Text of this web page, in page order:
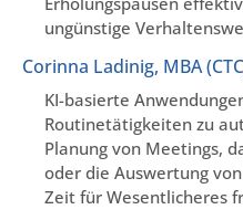
ungünstige
Corinna Ladinig, MBA
KI-basierte
Routinetätigkeiten zu
Planung von Meetings,
oder die Auswertung
Zeit für Wesentlicheres